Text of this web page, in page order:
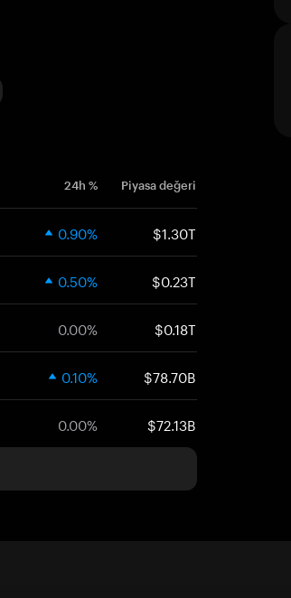
24h % Piyasa değeri
0.90% $1.30T
0.50% $0.23T
0.00% $0.18T
0.10% $78.70B
0.00% $72.13B